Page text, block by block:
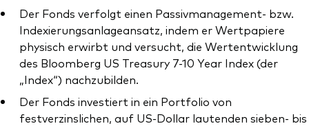
Ressourcen
Marktvolatilität
Der Fonds verfolgt einen Passivmanagement- bzw.
Indexierungsanlageansatz, indem er Wertpapiere
physisch erwirbt und versucht, die Wertentwicklung
des Bloomberg US Treasury 7-10 Year Index (der
„Index“) nachzubilden.
Der Fonds investiert in ein Portfolio von
festverzinslichen, auf US-Dollar lautenden sieben- bis